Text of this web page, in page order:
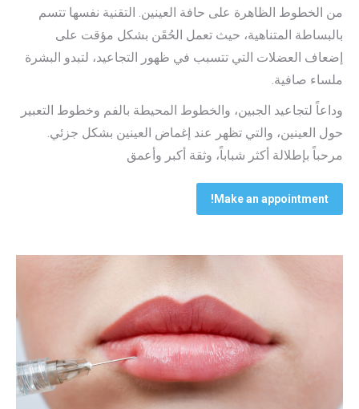
من الخطوط الظاهرة على حافة العينين. التقنية نفسها تتسم
بالبساطة المتناهية، حيث تعمل الحُقَن بشكل مؤقت على
إضعاف العضلات التي تتسبب في ظهور التجاعيد، لتبدو البشرة
ملساء صافية.
وداعاً لتجاعيد الجبين، والخطوط المحيطة بالفم وخطوط التعبير
حول العينين، والتي تظهر عند إغماض العينين بشكل جزئي.
مرحباً بإطلالة أكثر شباباً، وثقة أكبر وأعمق
Make an appointment!